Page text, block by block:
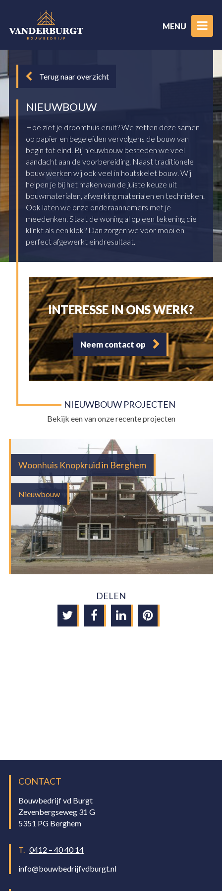
MENU
Terug naar overzicht
NIEUWBOUW
Hoe ziet je droomhuis eruit? We zetten deze samen
op papier en begeleiden vervolgens de bouw van
begin tot eind. Bij nieuwbouw besteden we veel
aandacht aan de voorbereiding. Naast traditionele
bouw werken wij ook veel in houtskelet bouw. Wij
helpen je bij het maken van de juiste keuze uit
bouwmaterialen, afwerking materialen en technieken.
Ook laten we onze onderaannemers met je
meedenken. Staat de woning al op een tekening die
klinkt als een klok? Dan zorgen we voor mooi en
perfect afgewerkt eindresultaat.
INTERESSE IN ONS WERK?
Neem contact op
NIEUWBOUW PROJECTEN
Bekijk een van onze recente projecten
Woonhuis Knopkruid in Berghem
Nieuwbouw
DELEN
HOME
ONS BEDRIJF
RENOVATIE
VERBOUW
ONDERHOUD
INTERIEURBOUW
PROJECTEN
NIEUWS
VACATURES
CONTACT
Bouwbedrijf vd Burgt
Zevenbergseweg 31 G
5351 PG Berghem
T. 0412 – 40 40 14
info@bouwbedrijfvdburgt.nl